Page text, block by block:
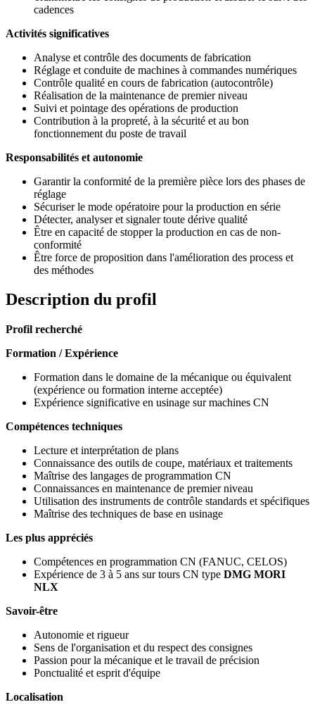
cadences
Activités significatives
Analyse et contrôle des documents de fabrication
Réglage et conduite de machines à commandes numériques
Contrôle qualité en cours de fabrication (autocontrôle)
Réalisation de la maintenance de premier niveau
Suivi et pointage des opérations de production
Contribution à la propreté, à la sécurité et au bon
fonctionnement du poste de travail
Responsabilités et autonomie
Garantir la conformité de la première pièce lors des phases de
réglage
Sécuriser le mode opératoire pour la production en série
Détecter, analyser et signaler toute dérive qualité
Être en capacité de stopper la production en cas de non-
conformité
Être force de proposition dans l'amélioration des process et
des méthodes
Description du profil
Profil recherché
Formation / Expérience
Formation dans le domaine de la mécanique ou équivalent
(expérience ou formation interne acceptée)
Expérience significative en usinage sur machines CN
Compétences techniques
Lecture et interprétation de plans
Connaissance des outils de coupe, matériaux et traitements
Maîtrise des langages de programmation CN
Connaissances en maintenance de premier niveau
Utilisation des instruments de contrôle standards et spécifiques
Maîtrise des techniques de base en usinage
Les plus appréciés
Compétences en programmation CN (FANUC, CELOS)
Expérience de 3 à 5 ans sur tours CN type DMG MORI
NLX
Savoir-être
Autonomie et rigueur
Sens de l'organisation et du respect des consignes
Passion pour la mécanique et le travail de précision
Ponctualité et esprit d'équipe
Localisation